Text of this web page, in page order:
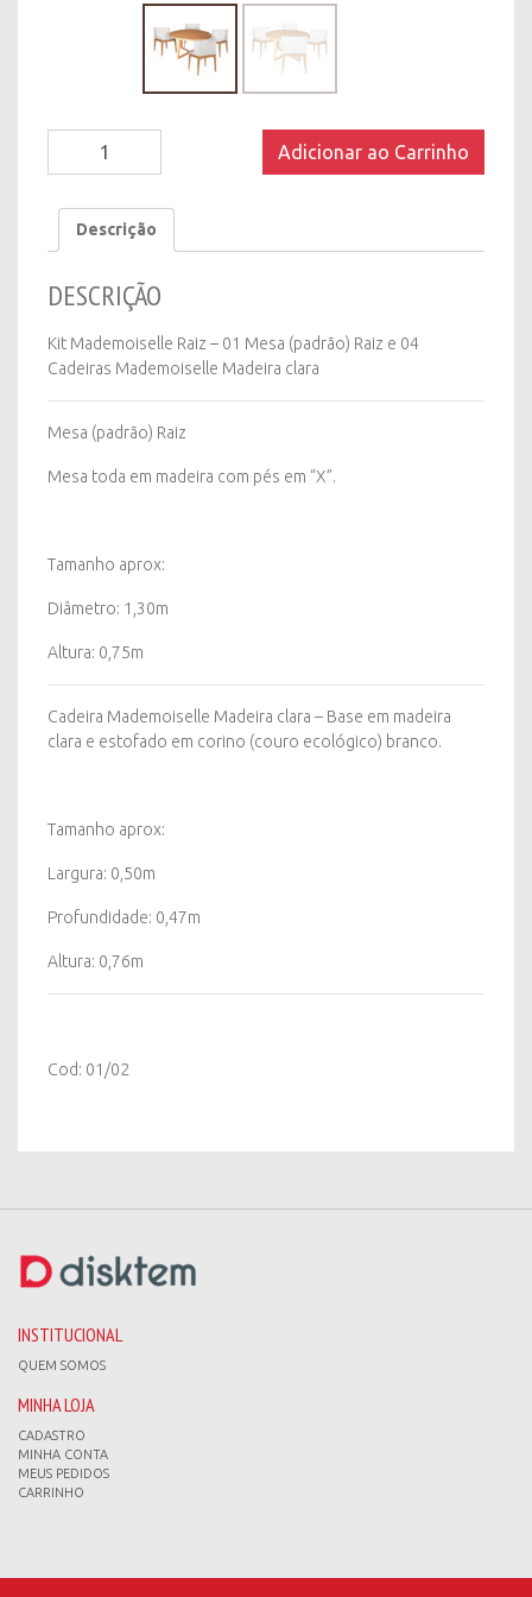
Mademoiselle
quantity
Adicionar ao Carrinho
Descrição
DESCRIÇÃO
Kit Mademoiselle Raiz – 01 Mesa (padrão) Raiz e 04
Cadeiras Mademoiselle Madeira clara
Mesa (padrão) Raiz
Mesa toda em madeira com pés em “X”.
Tamanho aprox:
Diâmetro: 1,30m
Altura: 0,75m
Cadeira Mademoiselle Madeira clara – Base em madeira
clara e estofado em corino (couro ecológico) branco.
Tamanho aprox:
Largura: 0,50m
Profundidade: 0,47m
Altura: 0,76m
Cod: 01/02
INSTITUCIONAL
QUEM SOMOS
MINHA LOJA
CADASTRO
MINHA CONTA
MEUS PEDIDOS
CARRINHO